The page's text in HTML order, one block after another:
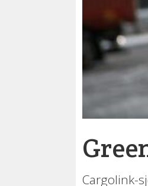
Cargolink-